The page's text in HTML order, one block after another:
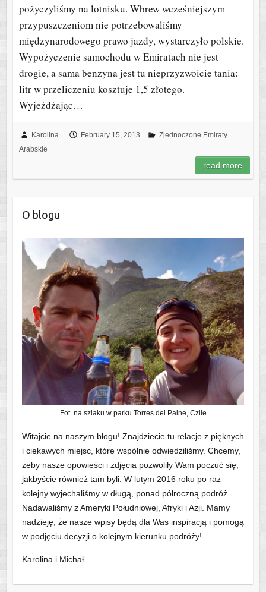
pożyczyliśmy na lotnisku. Wbrew wcześniejszym
przypuszczeniom nie potrzebowaliśmy
międzynarodowego prawo jazdy, wystarczyło polskie.
Wypożyczenie samochodu w Emiratach nie jest
drogie, a sama benzyna jest tu nieprzyzwoicie tania:
litr w przeliczeniu kosztuje 1,5 złotego.
Wyjeżdżając…
Karolina February 15, 2013
Zjednoczone Emiraty
Arabskie
read more
O blogu
Fot. na szlaku w parku Torres del Paine, Czile
Witajcie na naszym blogu! Znajdziecie tu relacje z pięknych
i ciekawych miejsc, które wspólnie odwiedziliśmy. Chcemy,
żeby nasze opowieści i zdjęcia pozwoliły Wam poczuć się,
jakbyście również tam byli. W lutym 2016 roku po raz
kolejny wyjechaliśmy w długą, ponad półroczną podróż.
Nadawaliśmy z Ameryki Południowej, Afryki i Azji. Mamy
nadzieję, że nasze wpisy będą dla Was inspiracją i pomogą
w podjęciu decyzji o kolejnym kierunku podróży!
Karolina i Michał